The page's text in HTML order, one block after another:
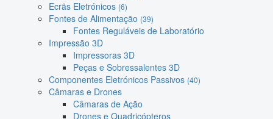
Ecrãs Eletrónicos (6)
Fontes de Alimentação (39)
Fontes Reguláveis de Laboratório
Impressão 3D
Impressoras 3D
Peças e Sobressalentes 3D
Componentes Eletrónicos Passivos (40)
Câmaras e Drones
Câmaras de Ação
Drones e Quadricópteros